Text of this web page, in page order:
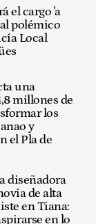
el cargo 'a
polémico
Local
una
millones de
los
y
el Pla de
diseñadora
de alta
en Tiana:
en lo